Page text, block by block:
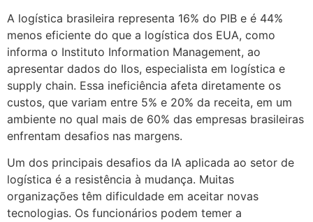
A logística brasileira representa 16% do PIB e é 44%
menos eficiente do que a logística dos EUA, como
informa o Instituto Information Management, ao
apresentar dados do Ilos, especialista em logística e
supply chain. Essa ineficiência afeta diretamente os
custos, que variam entre 5% e 20% da receita, em um
ambiente no qual mais de 60% das empresas brasileiras
enfrentam desafios nas margens.
Um dos principais desafios da IA aplicada ao setor de
logística é a resistência à mudança. Muitas
organizações têm dificuldade em aceitar novas
tecnologias. Os funcionários podem temer a